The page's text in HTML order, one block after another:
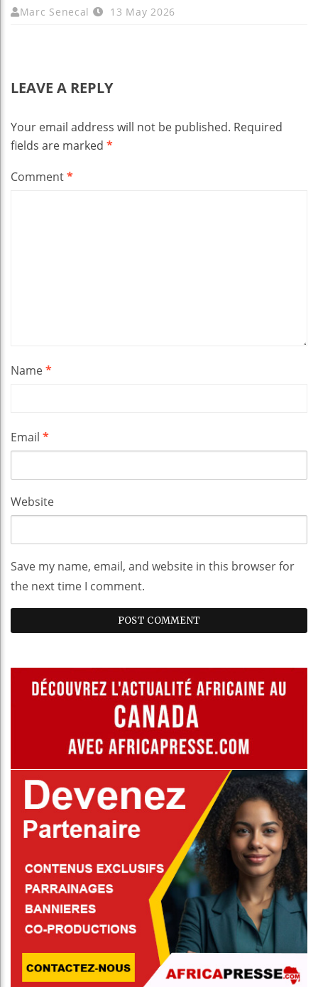
Marc Senecal 13 May 2026
LEAVE A REPLY
Your email address will not be published. Required
fields are marked *
Comment*
Name*
Email *
Website
Save my name, email, and website in this browser for
the next time I comment.